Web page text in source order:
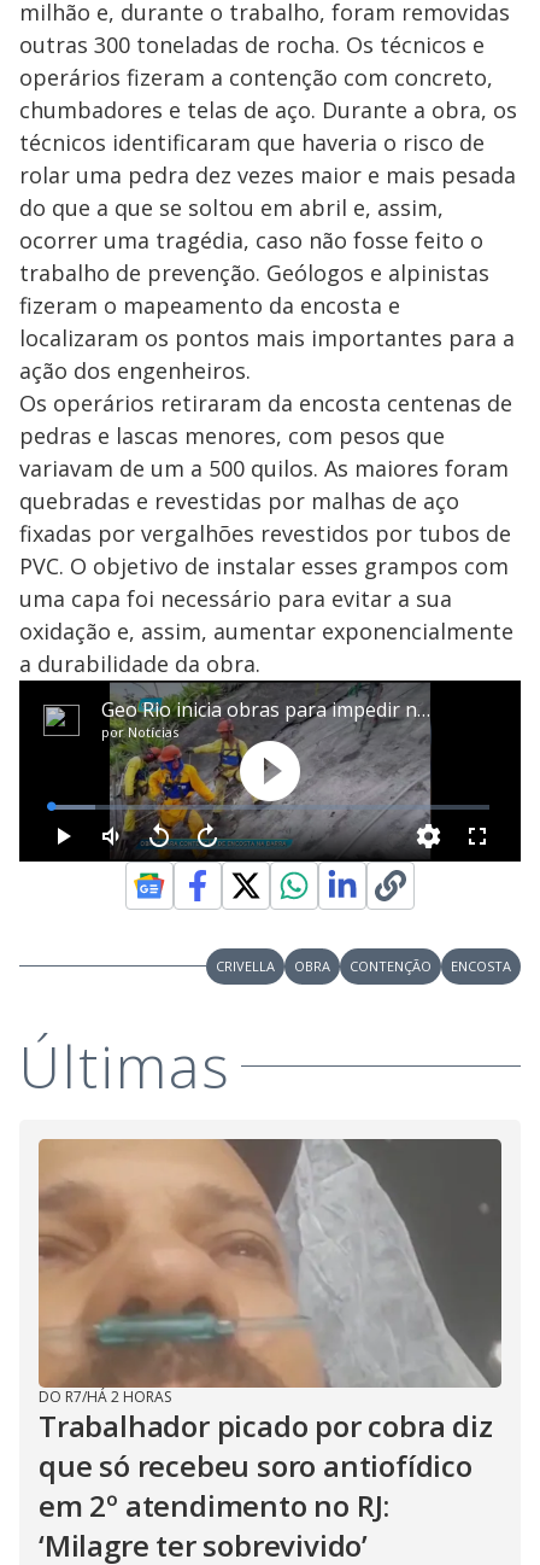
milhão e, durante o trabalho, foram removidas
outras 300 toneladas de rocha. Os técnicos e
operários fizeram a contenção com concreto,
chumbadores e telas de aço. Durante a obra, os
técnicos identificaram que haveria o risco de
rolar uma pedra dez vezes maior e mais pesada
do que a que se soltou em abril e, assim,
ocorrer uma tragédia, caso não fosse feito o
trabalho de prevenção. Geólogos e alpinistas
fizeram o mapeamento da encosta e
localizaram os pontos mais importantes para a
ação dos engenheiros.
Os operários retiraram da encosta centenas de
pedras e lascas menores, com pesos que
variavam de um a 500 quilos. As maiores foram
quebradas e revestidas por malhas de aço
fixadas por vergalhões revestidos por tubos de
PVC. O objetivo de instalar esses grampos com
uma capa foi necessário para evitar a sua
oxidação e, assim, aumentar exponencialmente
a durabilidade da obra.
CRIVELLA OBRA CONTENÇÃO ENCOSTA
Últimas
DO R7/HÁ 2 HORAS
Trabalhador picado por cobra diz
que só recebeu soro antiofídico
em 2º atendimento no RJ:
‘Milagre ter sobrevivido’